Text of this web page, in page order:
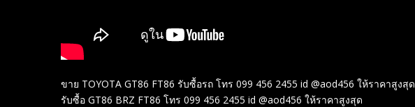
ขาย TOYOTA GT86 FT86 รับซื้อรถ โทร 099 456 2455 id @aod456 ให้ราคาสูงสุด
รับซื้อ GT86 BRZ FT86 โทร 099 456 2455 id @aod456 ให้ราคาสูงสุด